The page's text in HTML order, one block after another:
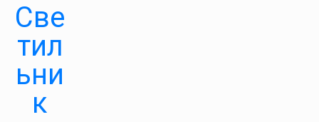
Све
тил
ьни
к